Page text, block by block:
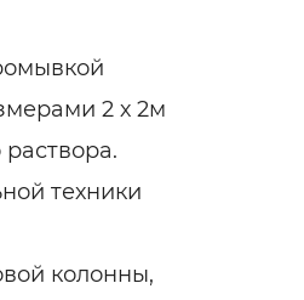
2 х 2м
техники
колонны,